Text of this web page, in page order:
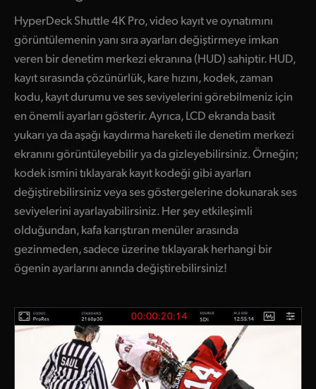
HyperDeck Shuttle 4K Pro, video kayıt ve oynatımını
görüntülemenin yanı sıra ayarları değiştirmeye imkan
veren bir denetim merkezi ekranına (HUD) sahiptir. HUD,
kayıt sırasında çözünürlük, kare hızını, kodek, zaman
kodu, kayıt durumu ve ses seviyelerini görebilmeniz için
en önemli ayarları gösterir. Ayrıca, LCD ekranda basit
yukarı ya da aşağı kaydırma hareketi ile denetim merkezi
ekranını görüntüleyebilir ya da gizleyebilirsiniz. Örneğin;
kodek ismini tıklayarak kayıt kodeği gibi ayarları
değiştirebilirsiniz veya ses göstergelerine dokunarak ses
seviyelerini ayarlayabilirsiniz. Her şey etkileşimli
olduğundan, kafa karıştıran menüler arasında
gezinmeden, sadece üzerine tıklayarak herhangi bir
ögenin ayarlarını anında değiştirebilirsiniz!